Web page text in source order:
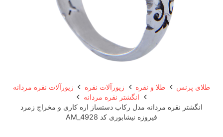
طلای پرنس طلا و نقره زیورآلات نقره
زیورآلات نقره مردانه
انگشتر نقره مردانه
انگشتر نقره مردانه مدل رکاب دستساز اره کاری و مخراج زمرد
فیروزه نیشابوری کد AM_4928